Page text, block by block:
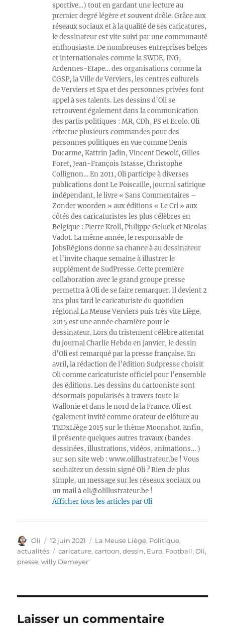
sportive…) tout en gardant une lecture au
premier degré légère et souvent drôle. Grâce aux
réseaux sociaux et à la qualité de ses caricatures,
le dessinateur est vite suivi par une communauté
enthousiaste. De nombreuses entreprises belges
et internationales comme la SWDE, ING,
Ardennes-Etape… des organisations comme la
CGSP, la Ville de Verviers, les centres culturels
de Verviers et Spa et des personnes privées font
appel à ses talents. Les dessins d’Oli se
retrouvent également dans la communication
des partis politiques : MR, CDh, PS et Ecolo. Oli
effectue plusieurs commandes pour des
personnes politiques en vue comme Denis
Ducarme, Kattrin Jadin, Vincent Dewolf, Gilles
Foret, Jean-François Istasse, Christophe
Collignon… En 2011, Oli participe à diverses
publications dont Le Poiscaille, journal satirique
indépendant, le livre « Sans Commentaires –
Zonder woorden » aux éditions « Le Cri » aux
côtés des caricaturistes les plus célèbres en
Belgique : Pierre Kroll, Philippe Geluck et Nicolas
Vadot. La même année, le responsable de
JobsRégions donne sa chance à au dessinateur
et l’invite chaque semaine à illustrer le
supplément de SudPresse. Cette première
collaboration avec le grand groupe presse
permettra à Oli de se faire remarquer. Il devient 2
ans plus tard le caricaturiste du quotidien
régional La Meuse Verviers puis très vite Liège.
2015 est une année charnière pour le
dessinateur. Lors du tristement célèbre attentat
du journal Charlie Hebdo en janvier, le dessin
d’Oli est remarqué par la presse française. En
avril, la rédaction de l’édition Sudpresse choisit
Oli comme caricaturiste officiel pour l’ensemble
des éditions. Les dessins du cartooniste sont
désormais popularisés à travers toute la
Wallonie et dans le nord de la France. Oli est
également invité comme orateur de clôture au
TEDxLiège 2015 sur le thème Moonshot. Enfin,
il présente quelques autres travaux (bandes
dessinées, illustrations, vidéos, animations… )
sur son site web : www.olillustrateur.be ! Vous
souhaitez un dessin signé Oli ? Rien de plus
simple, un message sur les réseaux sociaux ou
un mail à oli@olillustrateur.be !
Afficher tous les articles par Oli
Auteur
Oli
Publié
le
12 juin 2021 Catégories
La Meuse Liège, Politique,
actualités
Étiquettes
caricature,cartoon,dessin, Euro, Football,Oli,
presse,willy Demeyer'
Laisser un commentaire